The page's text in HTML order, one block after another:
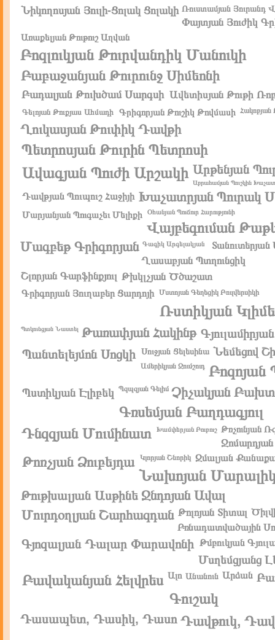
Նիկողոսյան Յուլի-Ցոլակ Ցոլակի Ռուստամյան Յուրանդ
Փայտյան Յուժիկ
Առաքելյան Թութուշ Աղվան
Բոզլուկյան Թուրվանդիկ Մանուկի
Բաբաջանյան Թուրունջ Սիմեոնի
Բադալյան Թուխծամ Սարգսի Ավետիսյան Թութի
Գելոյան Թուքյաս Ահմադի Գրիգորյան Թուշիկ Թովմասի Հակոբյան
Ղուկասյան Թուփիկ Դավթի
Պետրոսյան Թուրին Պետրոսի
Ավագյան Պուժի Արշակի Արթենյան
Աբրահամյան Պուշկին
Դավթյան Պուպուշ Հաջիյի Խաչատրյան Պուրակ
Մարյանյան Պուգաչեւ Մելիքի Օհանյան Պուճուր Հարությունի
Վայբեգուման
Մագբեթ Գրիգորյան Գագիկ Արգելակյան Տանուտերյան
Ղասաբյան Պտղունցիկ
Շլորյան Գարֆինքյուլ Թխկլչյան Ծծաշատ
Գրիգորյան Յուղաբեր Ցարդոյի Մստոյան Գեղեցիկ Բուլվերսիկի
Ռստիկյան
Պտկունցյան Նաստել Թառափյան Հակինթ
Պանտելեյմոն Սոցկի Սուջյան Ցելեսինա Նեմեցով
Ամերիկյան Ջումշուդ Բոզոյան
Պստիկյան Էլիբեկ Պզպզյան Գելիմ Չիչակյան
Գռսեմյան Բաղդագյուլ
Դնզզյան Մումինատ
Խամփերյան Բուբուշ Թռչունյան
Թոռչյան Ձուբեյդա Կլորյան Շնորիկ Զմալյան
Նախոյան
Թութխալյան Ասթինե Ջնդոյան Ավալ
Մուրդօղլյան Շարհազդան Թոլոյան Տիտալ
Բռնադատվածային
Գյոզալյան Դալար Փարավոնի Թմբուկյան
Մսղեմցյանց
Բավականյան Հելվրես Ալո Անանուն Արձան
Գուշակ
Դասապետ, Դասիկ, Դասո Դավթուկ,